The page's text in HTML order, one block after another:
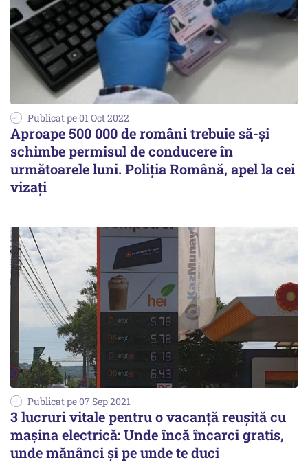
Publicat pe 01 Oct 2022
Aproape 500 000 de români trebuie să-și
schimbe permisul de conducere în
următoarele luni. Poliția Română, apel la cei
vizați
Publicat pe 07 Sep 2021
3 lucruri vitale pentru o vacanță reușită cu
mașina electrică: Unde încă încarci gratis,
unde mănânci și pe unde te duci